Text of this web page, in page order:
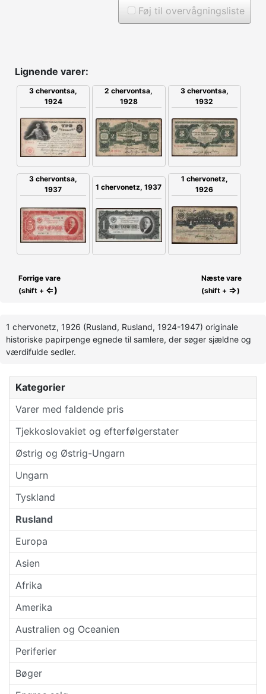
Kategorier
Varer med faldende pris
Tjekkoslovakiet og efterfølgerstater
Østrig og Østrig-Ungarn
Ungarn
Tyskland
Rusland
Europa
Asien
Afrika
Amerika
Australien og Oceanien
Periferier
Bøger
Føj til overvågningsliste
Lignende varer:
3 chervontsa,
1924
2 chervontsa,
1928
3 chervontsa,
1932
3 chervontsa,
1937
1 chervonetz, 1937
1 chervonetz,
1926
Forrige vare
(shift + ⇐)
Næste vare
(shift + ⇒)
1 chervonetz, 1926 (Rusland, Rusland, 1924-1947) originale
historiske papirpenge egnede til samlere, der søger sjældne og
værdifulde sedler.